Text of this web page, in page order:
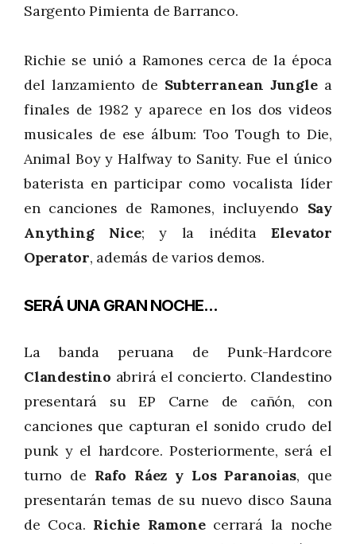
Sargento Pimienta de Barranco.
Richie se unió a Ramones cerca de la época
del lanzamiento de Subterranean Junglea
finales de 1982 y aparece en los dos videos
musicales de ese álbum: Too Tough to Die,
Animal Boy y Halfway to Sanity. Fue el único
baterista en participar como vocalista líder
en canciones de Ramones, incluyendo Say
Anything Nice; y la inéditaElevator
Operator, además de varios demos.
SERÁ UNA GRAN NOCHE...
La banda peruana de Punk-Hardcore
Clandestino abrirá el concierto. Clandestino
presentará su EP Carne de cañón, con
canciones que capturan el sonido crudo del
punk y el hardcore. Posteriormente, será el
turno de Rafo Ráez y Los Paranoias, que
presentarán temas de su nuevo disco Sauna
de Coca. Richie Ramonecerrará la noche